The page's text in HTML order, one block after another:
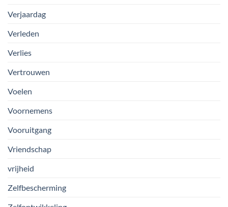
Verjaardag
Verleden
Verlies
Vertrouwen
Voelen
Voornemens
Vooruitgang
Vriendschap
vrijheid
Zelfbescherming